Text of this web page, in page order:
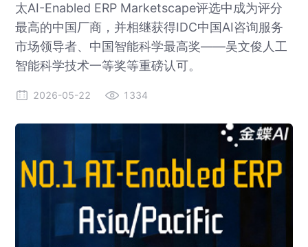
太AI-Enabled ERP Marketscape评选中成为评分
最高的中国厂商，并相继获得IDC中国AI咨询服务
市场领导者、中国智能科学最高奖——吴文俊人工
智能科学技术一等奖等重磅认可。
2026-05-22 1334